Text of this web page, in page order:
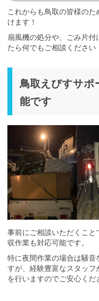
これからも鳥取の皆様の
けます！
扇風機の処分や、ごみ片
たら何でもご相談ください
鳥取えびすサポ
能です
事前にご相談いただくこと
収作業も対応可能です。
特に夜間作業の場合は騒音
すが、経験豊富なスタッ
を行いますのでご安心くだ